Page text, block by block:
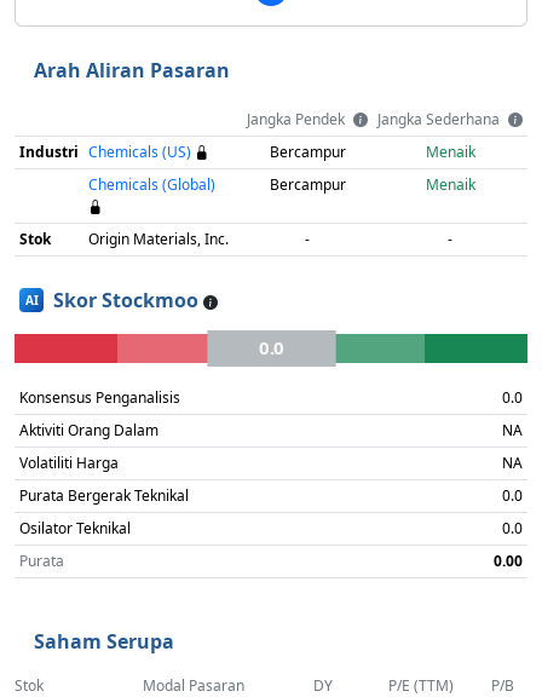
Arah Aliran Pasaran
Jangka Pendek
Jangka Sederhana
Industri Chemicals (US) Bercampur
Menaik
Chemicals (Global)
Bercampur Menaik
Stok Origin Materials, Inc. - -
AI Skor Stockmoo
0.0
Konsensus Penganalisis
0.0
Aktiviti Orang Dalam
NA
Volatiliti Harga
NA
Purata Bergerak Teknikal
0.0
Osilator Teknikal
0.0
Purata
0.00
Saham Serupa
Stok Modal Pasaran DY P/E (TTM)
P/B